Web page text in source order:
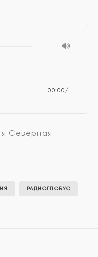
00:00 …
Северная
РАДИОГЛОБУС